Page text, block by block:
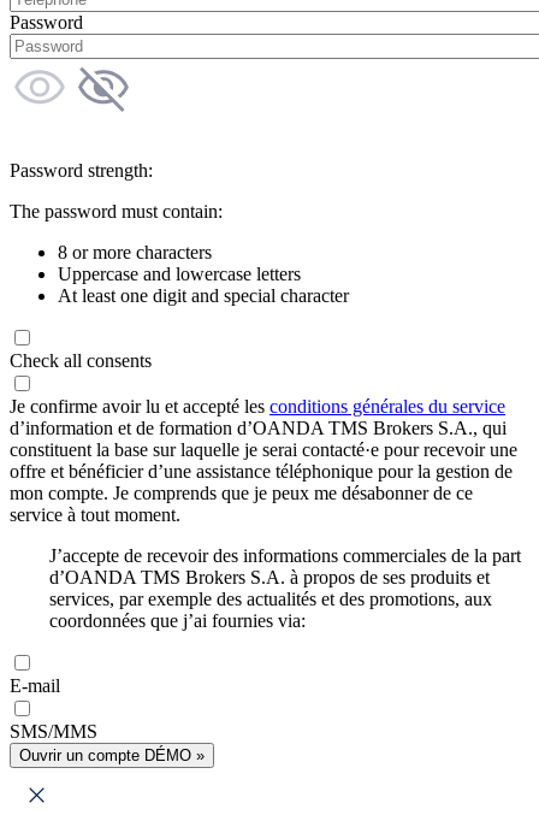
Password
Password strength:
The password must contain:
8 or more characters
Uppercase and lowercase letters
At least one digit and special character
Check all consents
Je confirme avoir lu et accepté les conditions générales du service
d’information et de formation d’OANDA TMS Brokers S.A., qui
constituent la base sur laquelle je serai contacté·e pour recevoir une
offre et bénéficier d’une assistance téléphonique pour la gestion de
mon compte. Je comprends que je peux me désabonner de ce
service à tout moment.
J’accepte de recevoir des informations commerciales de la part
d’OANDA TMS Brokers S.A. à propos de ses produits et
services, par exemple des actualités et des promotions, aux
coordonnées que j’ai fournies via:
E-mail
SMS/MMS
Ouvrir un compte DÉMO »